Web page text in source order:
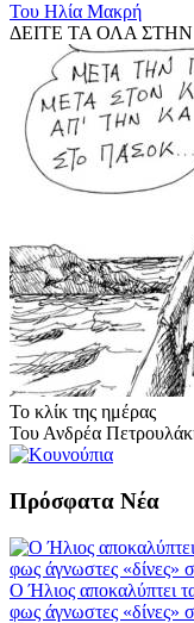
Του Ηλία Μακρή
ΔΕΙΤΕ ΤΑ ΟΛΑ
Το κλίκ της ημέρας
Του Ανδρέα
Πρόσφατα Νέα
Ο Ήλιος αποκαλύπτει
φως άγνωστες «δίνες»